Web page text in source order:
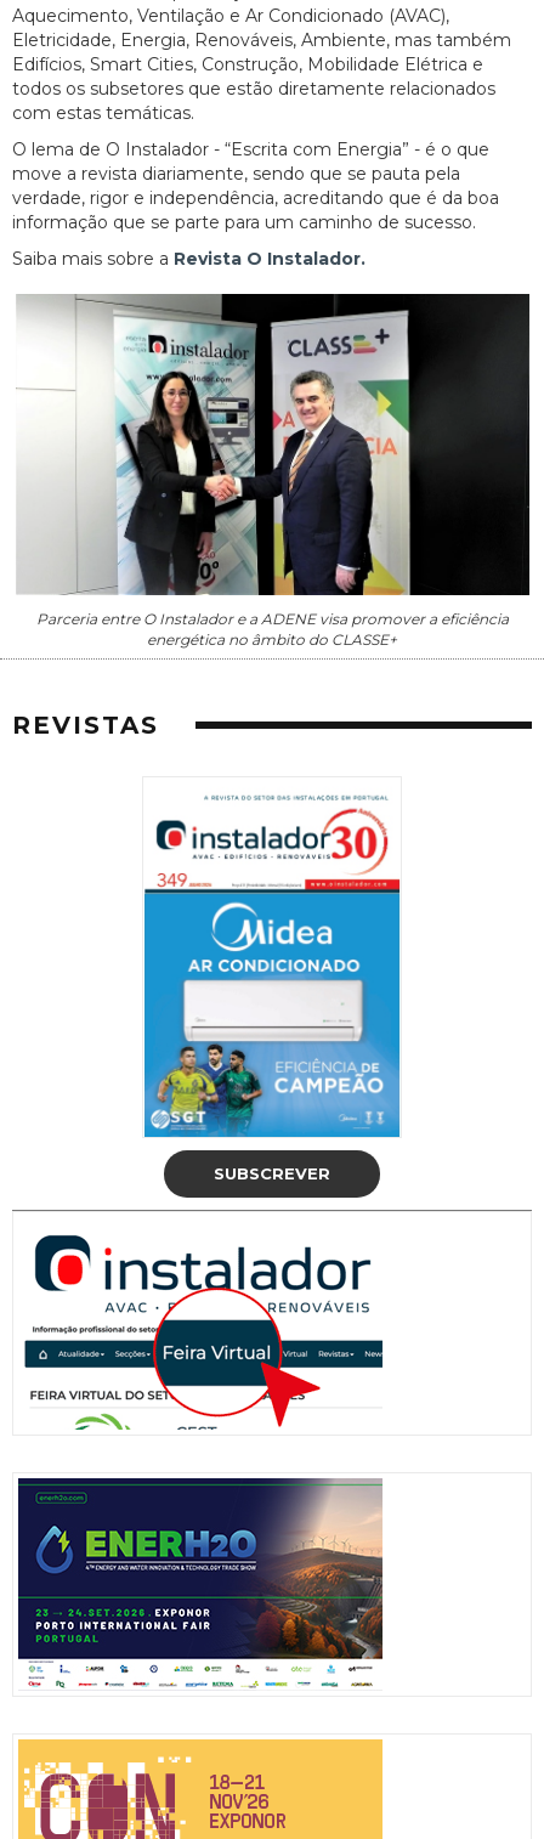
Aquecimento, Ventilação e Ar Condicionado (AVAC),
Eletricidade, Energia, Renováveis, Ambiente, mas também
Edifícios, Smart Cities, Construção, Mobilidade Elétrica e
todos os subsetores que estão diretamente relacionados
com estas temáticas.
O lema de O Instalador - “Escrita com Energia” - é o que
move a revista diariamente, sendo que se pauta pela
verdade, rigor e independência, acreditando que é da boa
informação que se parte para um caminho de sucesso.
Saiba mais sobre a Revista O Instalador.
Parceria entre O Instalador e a ADENE visa promover a eficiência
energética no âmbito do CLASSE+
REVISTAS
SUBSCREVER